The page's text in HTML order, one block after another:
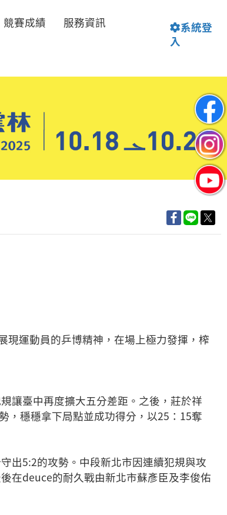
競賽成績
服務資訊
系統登
入
現運動員的乒博精神，在場上極力發揮，榨
讓臺中再度擴大五分差距。之後，莊於祥
，穩穩拿下局點並成功得分，以25：15奪
出5:2的攻勢。中段新北市因連續犯規與攻
在deuce的耐久戰由新北市蘇彥臣及李俊佑